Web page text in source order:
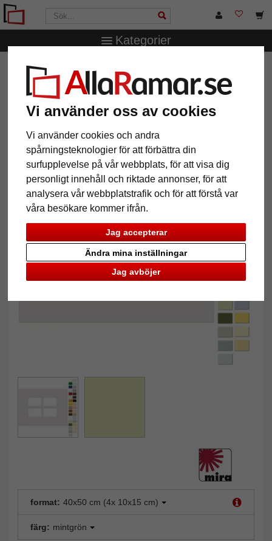
Vi använder oss av cookies
Vi använder cookies och andra
spårningsteknologier för att förbättra din
surfupplevelse på vår webbplats, för att visa dig
personligt innehåll och riktade annonser, för att
analysera vår webbplatstrafik och för att förstå var
våra besökare kommer ifrån.
Jag accepterar
Jag avböjer
Ändra mina inställningar
Kategorier
AllaRamar.se
Galleri passepartout 40x50 cm
Galleri passepartout 40x50 cm
format: 40x50 cm (4x 10x15 cm)
färg: mintgrön